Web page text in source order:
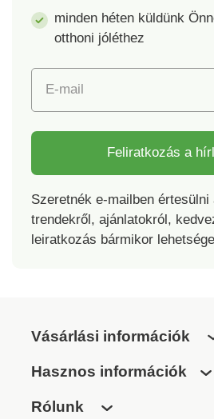
minden héten küldünk
otthoni jóléthez
E-mail
Feliratkozás a
Szeretnék e-mailben értesülni
trendekről, ajánlatokról,
leiratkozás bármikor
Vásárlási információk
Hasznos információk
Rólunk